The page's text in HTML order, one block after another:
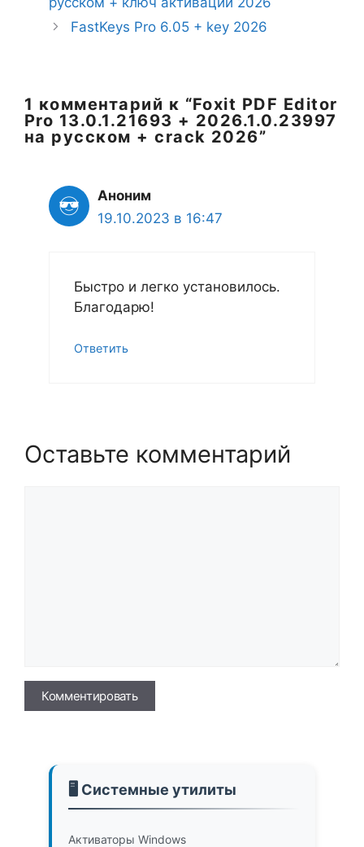
FastKeys Pro 6.05 + key 2026
1 комментарий к “Foxit PDF Editor
Pro 13.0.1.21693 + 2026.1.0.23997
на русском + crack 2026”
Аноним
19.10.2023 в 16:47
Быстро и легко установилось.
Благодарю!
Ответить
Оставьте комментарий
Имя
🖥️ Системные утилиты
Активаторы Windows